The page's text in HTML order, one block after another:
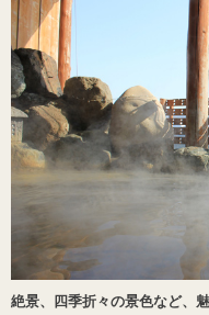
絶景、四季折々の景色など、